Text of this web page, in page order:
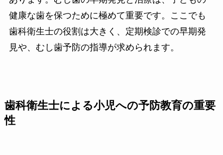
健康な歯を保つために極めて重要です。ここでも
歯科衛生士の役割は大きく、定期検診での早期発
見や、むし歯予防の指導が求められます。
歯科衛生士による小児への予防教育の重要
性